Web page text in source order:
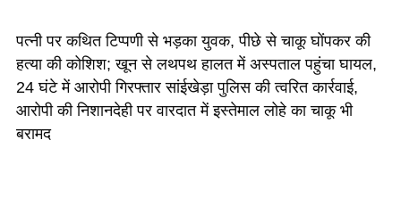
पत्नी पर कथित टिप्पणी से भड़का युवक, पीछे से चाकू घोंपकर की
हत्या की कोशिश; खून से लथपथ हालत में अस्पताल पहुंचा घायल,
24 घंटे में आरोपी गिरफ्तार सांईखेड़ा पुलिस की त्वरित कार्रवाई,
आरोपी की निशानदेही पर वारदात में इस्तेमाल लोहे का चाकू भी
बरामद